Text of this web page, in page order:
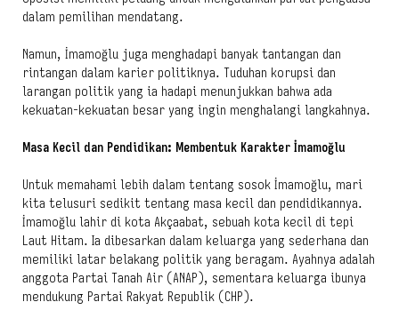
dalam pemilihan mendatang.
Namun, İmamoğlu juga menghadapi banyak tantangan dan
rintangan dalam karier politiknya. Tuduhan korupsi dan
larangan politik yang ia hadapi menunjukkan bahwa ada
kekuatan-kekuatan besar yang ingin menghalangi langkahnya.
Masa Kecil dan Pendidikan: Membentuk Karakter İmamoğlu
Untuk memahami lebih dalam tentang sosok İmamoğlu, mari
kita telusuri sedikit tentang masa kecil dan pendidikannya.
İmamoğlu lahir di kota Akçaabat, sebuah kota kecil di tepi
Laut Hitam. Ia dibesarkan dalam keluarga yang sederhana dan
memiliki latar belakang politik yang beragam. Ayahnya adalah
anggota Partai Tanah Air (ANAP), sementara keluarga ibunya
mendukung Partai Rakyat Republik (CHP).